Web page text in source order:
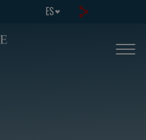
ES